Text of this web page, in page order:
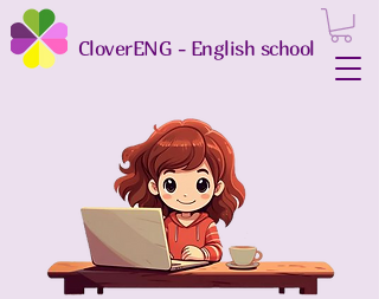
CloverENG - English school